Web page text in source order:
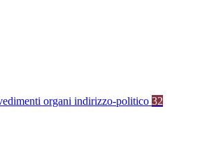
organi indirizzo-politico 32